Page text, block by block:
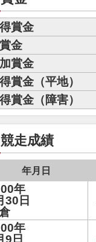
賞金
金
賞金
賞金（平地）
賞金（障害）
競走成績
年月日
年
30日
年
9日